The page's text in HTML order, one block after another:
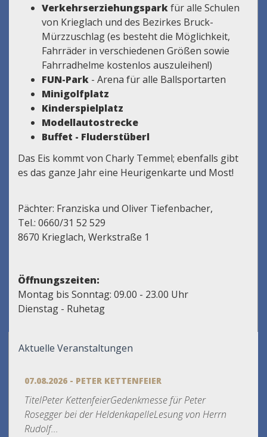
Verkehrserziehungsparkfür alle Schulen
von Krieglach und des Bezirkes Bruck-
Mürzzuschlag (es besteht die Möglichkeit,
Fahrräder in verschiedenen Größen sowie
Fahrradhelme kostenlos auszuleihen!)
FUN-Park - Arena für alle Ballsportarten
Minigolfplatz
Kinderspielplatz
Modellautostrecke
Buffet - Fluderstüberl
Das Eis kommt von Charly Temmel; ebenfalls gibt
es das ganze Jahr eine Heurigenkarte und Most!
Pächter: Franziska und Oliver Tiefenbacher,
Tel.: 0660/31 52 529
8670 Krieglach, Werkstraße 1
Öffnungszeiten:
Montag bis Sonntag: 09.00 - 23.00 Uhr
Dienstag - Ruhetag
Aktuelle Veranstaltungen
07.08.2026 - PETER KETTENFEIER
TitelPeter KettenfeierGedenkmesse für Peter
Rosegger bei der HeldenkapelleLesung von Herrn
Rudolf...